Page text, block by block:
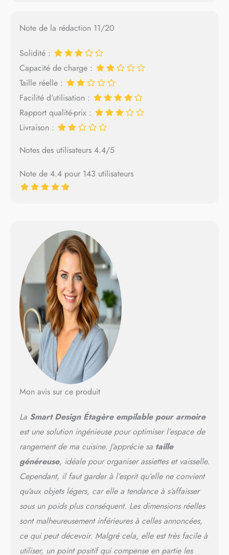
Note de la rédaction 11/20
Solidité :
Capacité de charge :
Taille réelle :
Facilité d’utilisation :
Rapport qualité-prix :
Livraison :
Notes des utilisateurs 4.4/5
Note de 4.4 pour 143 utilisateurs
Mon avis sur ce produit
La Smart Design Étagère empilable pour armoire
est une solution ingénieuse pour optimiser l’espace de
rangement de ma cuisine. J’apprécie sa taille
généreuse, idéale pour organiser assiettes et vaisselle.
Cependant, il faut garder à l’esprit qu’elle ne convient
qu’aux objets légers, car elle a tendance à s’affaisser
sous un poids plus conséquent. Les dimensions réelles
sont malheureusement inférieures à celles annoncées,
ce qui peut décevoir. Malgré cela, elle est très facile à
utiliser, un point positif qui compense en partie les